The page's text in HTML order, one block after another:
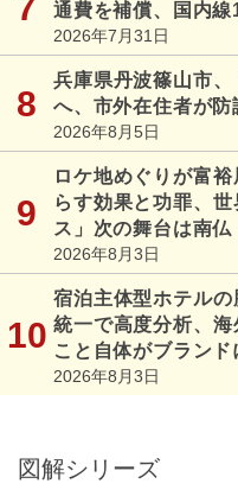
通費を補償、国内
2026年7月31日
兵庫県丹波篠山市
へ、市外在住者が
2026年8月5日
ロケ地めぐりが富
らす効果と功罪、
ス」次の舞台は南仏
2026年8月3日
宿泊主体型ホテル
統一で高度分析、
こと自体がブランド
2026年8月3日
図解シリーズ